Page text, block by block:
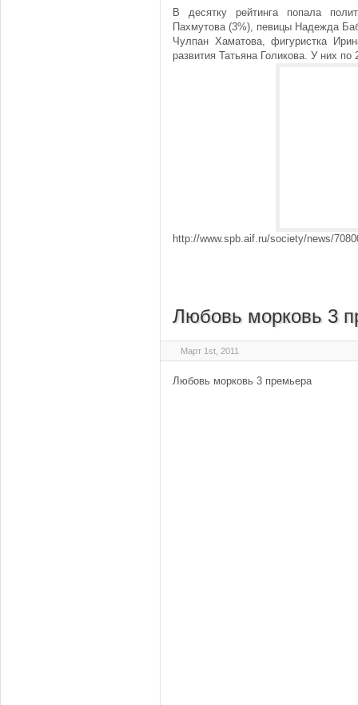
В десятку рейтинга попала
Пахмутова (3%), певицы Надежда
Чулпан Хаматова, фигуристка
развития Татьяна Голикова. У них
http://www.spb.aif.ru/society/news/
Любовь морковь 3
Март 1st, 2011
Любовь морковь 3 премьера